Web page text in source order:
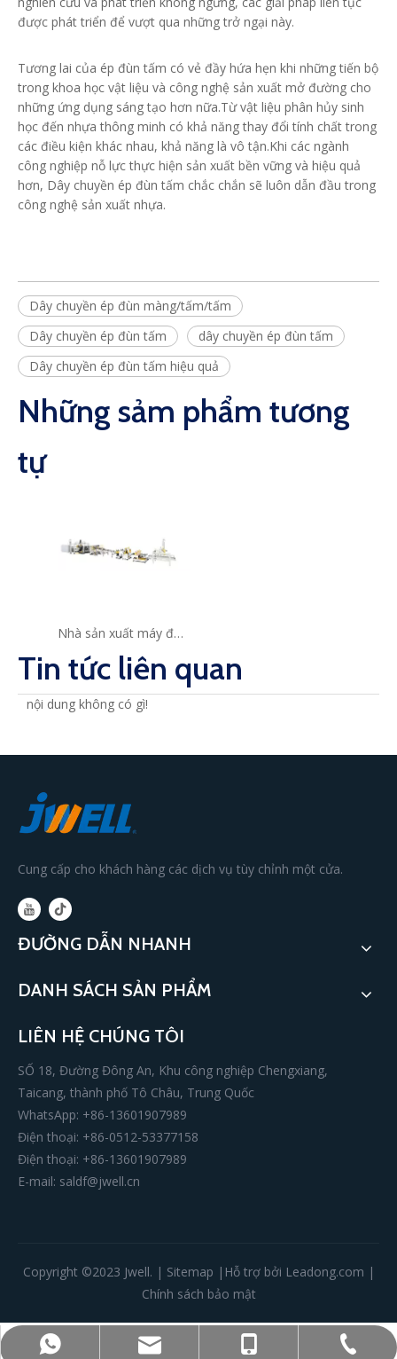
được phát triển để vượt qua những trở ngại này.
Tương lai của ép đùn tấm có vẻ đầy hứa hẹn khi những tiến bộ
trong khoa học vật liệu và công nghệ sản xuất mở đường cho
những ứng dụng sáng tạo hơn nữa.Từ vật liệu phân hủy sinh
học đến nhựa thông minh có khả năng thay đổi tính chất trong
các điều kiện khác nhau, khả năng là vô tận.Khi các ngành
công nghiệp nỗ lực thực hiện sản xuất bền vững và hiệu quả
hơn, Dây chuyền ép đùn tấm chắc chắn sẽ luôn dẫn đầu trong
công nghệ sản xuất nhựa.
Dây chuyền ép đùn màng/tấm/tấm
Dây chuyền ép đùn tấm
dây chuyền ép đùn tấm
Dây chuyền ép đùn tấm hiệu quả
Những sảm phẩm tương
tự
Nhà sản xuất máy đùn tấm nhựa Jwell PC/PMMA/ABS/HIPS/GPPS Máy ép đùn nhựa
Tin tức liên quan
nội dung không có gì!
Cung cấp cho khách hàng các dịch vụ tùy chỉnh một cửa.
ĐƯỜNG DẪN NHANH
DANH SÁCH SẢN PHẨM
+86-13601907989
saldf@jwell.cn
+86-13601907989
+86-0512-53377158
LIÊN HỆ CHÚNG TÔI
SỐ 18, Đường Đông An, Khu công nghiệp Chengxiang,
Taicang, thành phố Tô Châu, Trung Quốc
WhatsApp: +86-13601907989
Điện thoại: +86-0512-53377158
Điện thoại: +86-13601907989
E-mail: saldf@jwell.cn
Copyright ©️2023 Jwell. | Sitemap |Hỗ trợ bởi Leadong.com |
Chính sách bảo mật